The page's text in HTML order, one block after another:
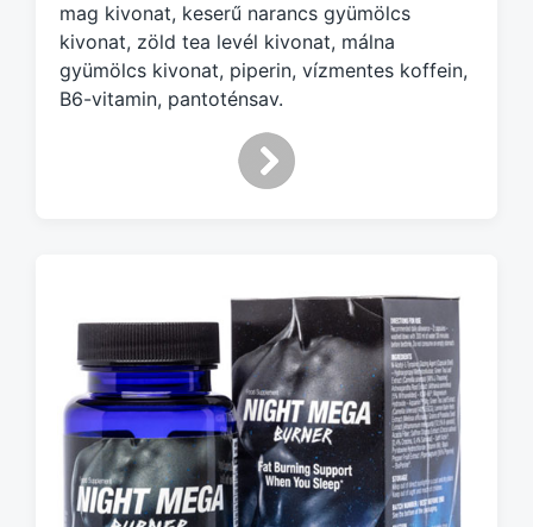
mag kivonat, keserű narancs gyümölcs
kivonat, zöld tea levél kivonat, málna
gyümölcs kivonat, piperin, vízmentes koffein,
B6-vitamin, pantoténsav.